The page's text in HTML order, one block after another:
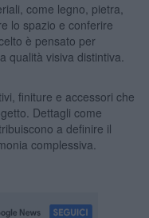
come legno, pietra,
lo spazio e conferire
è pensato per
qualità visiva distintiva.
finiture e accessori che
Dettagli come
a definire il
complessiva.